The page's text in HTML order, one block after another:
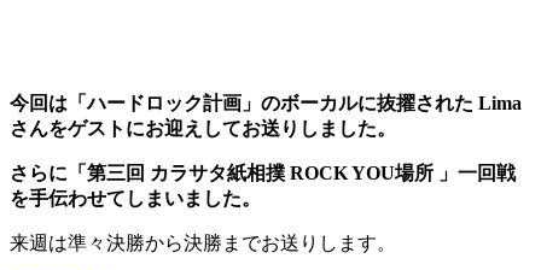
今回は「ハードロック計画」のボーカルに抜擢された Lima
さんをゲストにお迎えしてお送りしました。
さらに「第三回 カラサタ紙相撲 ROCK YOU場所 」一回戦
を手伝わせてしまいました。
来週は準々決勝から決勝までお送りします。